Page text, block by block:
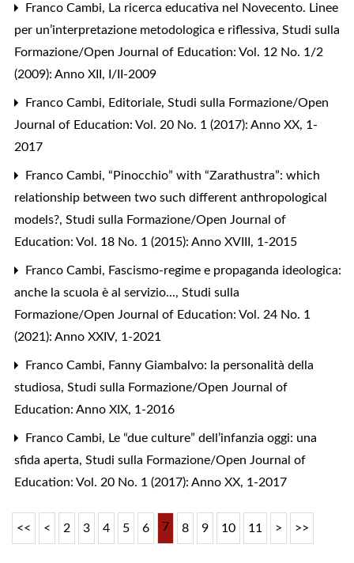
Franco Cambi, La ricerca educativa nel Novecento. Linee
per un’interpretazione metodologica e riflessiva, Studi sulla
Formazione/Open Journal of Education: Vol. 12 No. 1/2
(2009): Anno XII, I/II-2009
Franco Cambi, Editoriale, Studi sulla Formazione/Open
Journal of Education: Vol. 20 No. 1 (2017): Anno XX, 1-
2017
Franco Cambi, “Pinocchio” with “Zarathustra”: which
relationship between two such different anthropological
models?, Studi sulla Formazione/Open Journal of
Education: Vol. 18 No. 1 (2015): Anno XVIII, 1-2015
Franco Cambi, Fascismo-regime e propaganda ideologica:
anche la scuola è al servizio..., Studi sulla
Formazione/Open Journal of Education: Vol. 24 No. 1
(2021): Anno XXIV, 1-2021
Franco Cambi, Fanny Giambalvo: la personalità della
studiosa, Studi sulla Formazione/Open Journal of
Education: Anno XIX, 1-2016
Franco Cambi, Le “due culture” dell’infanzia oggi: una
sfida aperta, Studi sulla Formazione/Open Journal of
Education: Vol. 20 No. 1 (2017): Anno XX, 1-2017
<< < 2 3 4 5 6 7 8 9 10 11 > >>